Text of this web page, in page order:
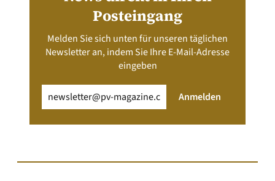
Posteingang
Melden Sie sich unten für unseren täglichen
Newsletter an, indem Sie Ihre E-Mail-Adresse
eingeben
(erforderlich) Anmelden